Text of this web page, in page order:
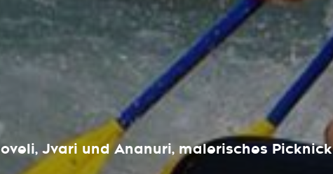
Jvari und Ananuri, malerisches Picknick